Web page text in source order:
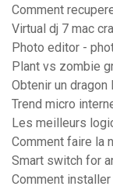
Comment
Virtual dj 7 mac
Photo editor -
Plant vs zombie
Obtenir un
Trend micro
Les meilleurs
Comment faire la
Smart switch for
Comment